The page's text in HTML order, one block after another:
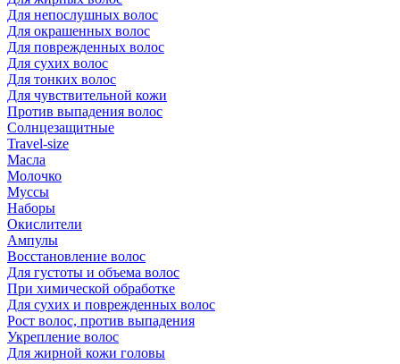
Для непослушных волос
Для окрашенных волос
Для поврежденных волос
Для сухих волос
Для тонких волос
Для чувствительной кожи
Против выпадения волос
Солнцезащитные
Travel-size
Масла
Молочко
Муссы
Наборы
Окислители
Ампулы
Восстановление волос
Для густоты и объема волос
При химической обработке
Для сухих и поврежденных волос
Рост волос, против выпадения
Укрепление волос
Для жирной кожи головы